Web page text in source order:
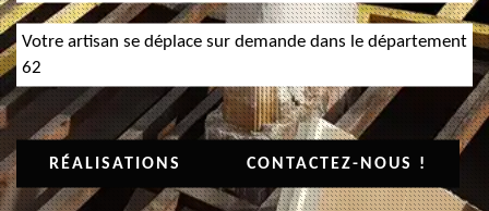
Votre artisan se déplace sur demande dans le département
62
RÉALISATIONS CONTACTEZ-NOUS !